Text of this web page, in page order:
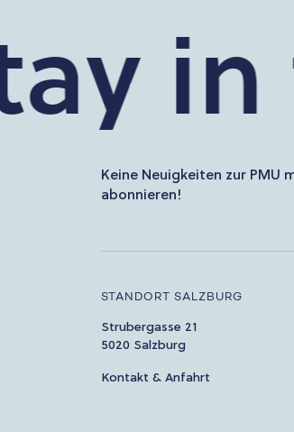
in
Keine Neuigkeiten zur PMU
abonnieren!
STANDORT SALZBURG
Strubergasse 21
5020 Salzburg
Kontakt & Anfahrt